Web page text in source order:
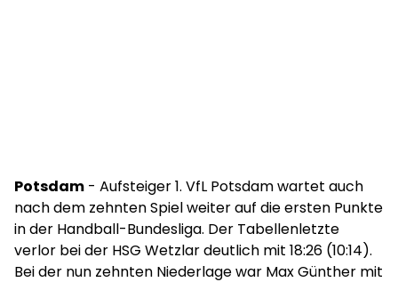
Potsdam - Aufsteiger 1. VfL Potsdam wartet auch
nach dem zehnten Spiel weiter auf die ersten Punkte
in der Handball-Bundesliga. Der Tabellenletzte
verlor bei der HSG Wetzlar deutlich mit 18:26 (10:14).
Bei der nun zehnten Niederlage war Max Günther mit